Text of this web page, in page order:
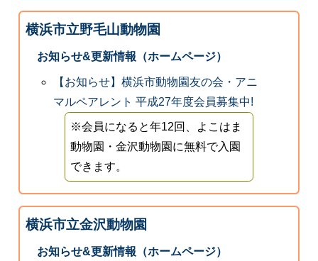
横浜市立野毛山動物園
お知らせ&更新情報（ホームページ）
【お知らせ】横浜市動物園友の会・アニ
マルペアレント 平成27年度会員募集中!
※会員になると年12回、よこはま
動物園・金沢動物園に無料で入園
できます。
横浜市立金沢動物園
お知らせ&更新情報（ホームページ）